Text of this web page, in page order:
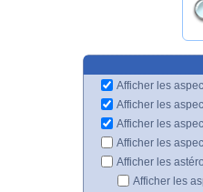
Afficher les
Afficher les
Afficher les
Afficher les
Afficher les
Afficher les